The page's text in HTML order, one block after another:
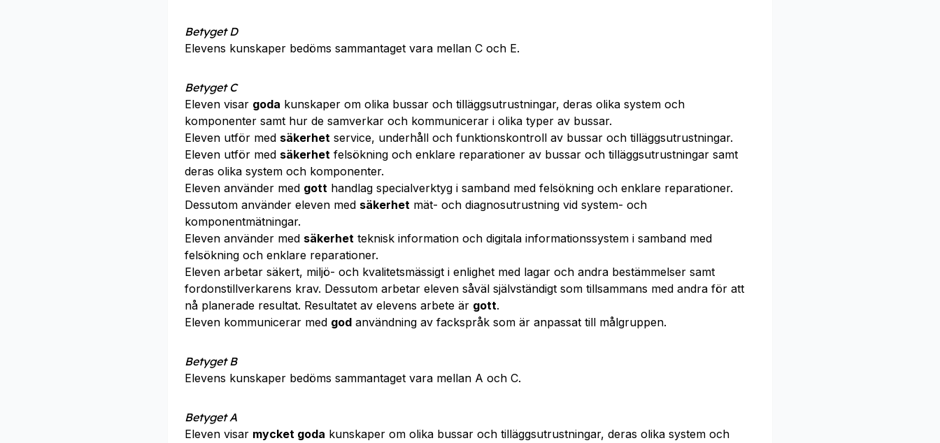
Betyget D
Elevens kunskaper bedöms sammantaget vara mellan C och E.
Betyget C
Eleven visar goda kunskaper om olika bussar och tilläggsutrustningar, deras olika system och
komponenter samt hur de samverkar och kommunicerar i olika typer av bussar.
Eleven utför med säkerhet service, underhåll och funktionskontroll av bussar och tilläggsutrustningar.
Eleven utför med säkerhet felsökning och enklare reparationer av bussar och tilläggsutrustningar samt
deras olika system och komponenter.
Eleven använder med gott handlag specialverktyg i samband med felsökning och enklare reparationer.
Dessutom använder eleven med säkerhet mät- och diagnosutrustning vid system- och
komponentmätningar.
Eleven använder med säkerhet teknisk information och digitala informationssystem i samband med
felsökning och enklare reparationer.
Eleven arbetar säkert, miljö- och kvalitetsmässigt i enlighet med lagar och andra bestämmelser samt
fordonstillverkarens krav. Dessutom arbetar eleven såväl självständigt som tillsammans med andra för att
nå planerade resultat. Resultatet av elevens arbete är gott.
Eleven kommunicerar med god användning av fackspråk som är anpassat till målgruppen.
Betyget B
Elevens kunskaper bedöms sammantaget vara mellan A och C.
Betyget A
Eleven visar mycket goda kunskaper om olika bussar och tilläggsutrustningar, deras olika system och